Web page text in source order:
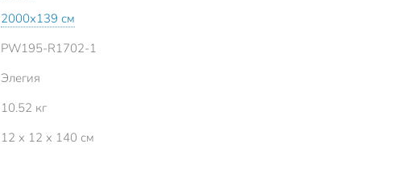
2000х139 см
PW195-R1702-1
Элегия
10.52 кг
12 x 12 x 140 см